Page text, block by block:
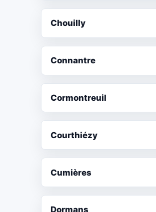
Chouilly
Connantre
Cormontreuil
Courthiézy
Cumières
Dormans